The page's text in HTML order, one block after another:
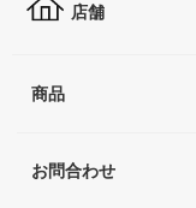
店舗
商品
お問合わせ